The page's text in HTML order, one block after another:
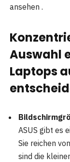
ansehen .
Auswahl
Laptops
ASUS gibt es
Sie reichen
sind die